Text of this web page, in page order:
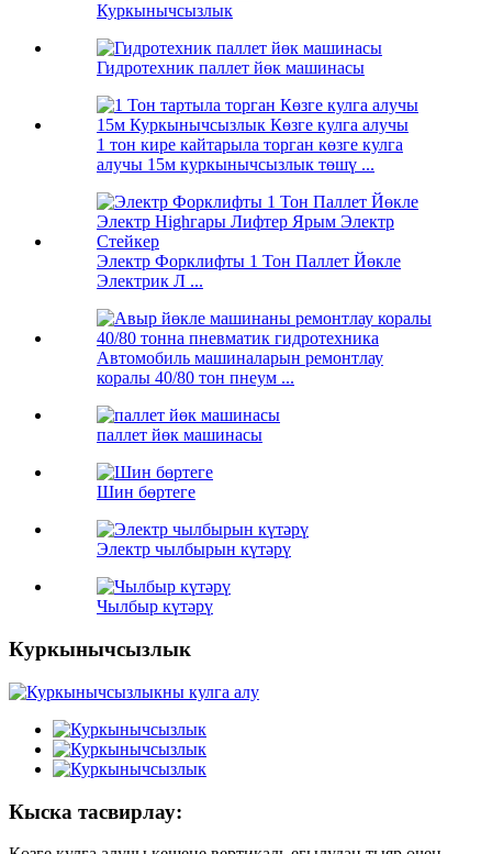
Куркынычсызлык
Гидротехник паллет йөк машинасы
1 тон кире кайтарыла торган көзге кулга
алучы 15м куркынычсызлык төшү ...
Электр Форклифты 1 Тон Паллет Йөкле
Электрик Л ...
Автомобиль машиналарын ремонтлау
коралы 40/80 тон пнеум ...
паллет йөк машинасы
Шин бөртеге
Электр чылбырын күтәрү
Чылбыр күтәрү
Куркынычсызлык
Кыска тасвирлау: